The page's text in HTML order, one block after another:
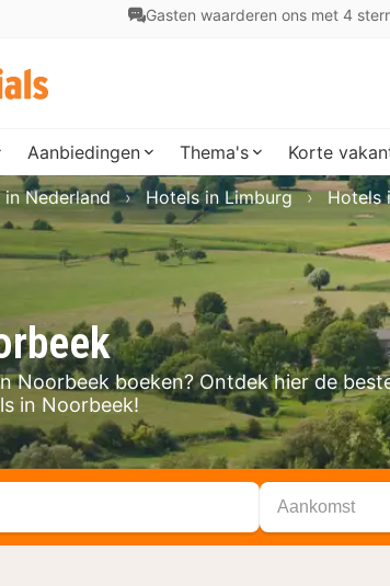
Gasten waarderen ons met 4
Aanbiedingen Thema's Korte
Noorbeek boeken? Ontdek hier de
in Noorbeek!
Nederland Hotels in Limburg Hotels
Aankomst